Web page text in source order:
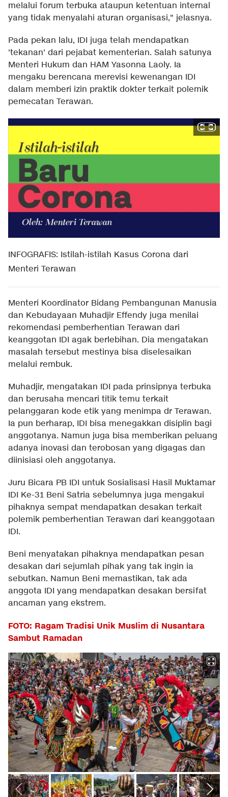
melalui forum terbuka ataupun ketentuan internal
yang tidak menyalahi aturan organisasi," jelasnya.
Pada pekan lalu, IDI juga telah mendapatkan
'tekanan' dari pejabat kementerian. Salah satunya
Menteri Hukum dan HAM Yasonna Laoly. Ia
mengaku berencana merevisi kewenangan IDI
dalam memberi izin praktik dokter terkait polemik
pemecatan Terawan.
INFOGRAFIS: Istilah-istilah Kasus Corona dari
Menteri Terawan
Menteri Koordinator Bidang Pembangunan Manusia
dan Kebudayaan Muhadjir Effendy juga menilai
rekomendasi pemberhentian Terawan dari
keanggotan IDI agak berlebihan. Dia mengatakan
masalah tersebut mestinya bisa diselesaikan
melalui rembuk.
Muhadjir, mengatakan IDI pada prinsipnya terbuka
dan berusaha mencari titik temu terkait
pelanggaran kode etik yang menimpa dr Terawan.
Ia pun berharap, IDI bisa menegakkan disiplin bagi
anggotanya. Namun juga bisa memberikan peluang
adanya inovasi dan terobosan yang digagas dan
diinisiasi oleh anggotanya.
Juru Bicara PB IDI untuk Sosialisasi Hasil Muktamar
IDI Ke-31 Beni Satria sebelumnya juga mengakui
pihaknya sempat mendapatkan desakan terkait
polemik pemberhentian Terawan dari keanggotaan
IDI.
Beni menyatakan pihaknya mendapatkan pesan
desakan dari sejumlah pihak yang tak ingin ia
sebutkan. Namun Beni memastikan, tak ada
anggota IDI yang mendapatkan desakan bersifat
ancaman yang ekstrem.
FOTO: Ragam Tradisi Unik Muslim di Nusantara
Sambut Ramadan